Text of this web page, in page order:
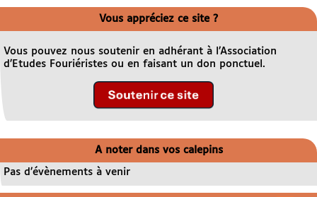
Vous appréciez ce site ?
Vous pouvez nous soutenir en adhérant à l’Association
d’Etudes Fouriéristes ou en faisant un don ponctuel.
A noter dans vos calepins
Pas d’évènements à venir